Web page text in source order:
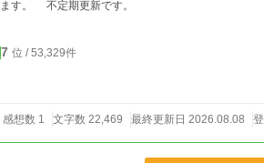
厄介な依頼が舞い込んできた――。 他サイトでも掲載しています。 不定期更新です。
7 位 / 53,329件
感想数 1 文字数 22,469 最終更新日 2026.08.08